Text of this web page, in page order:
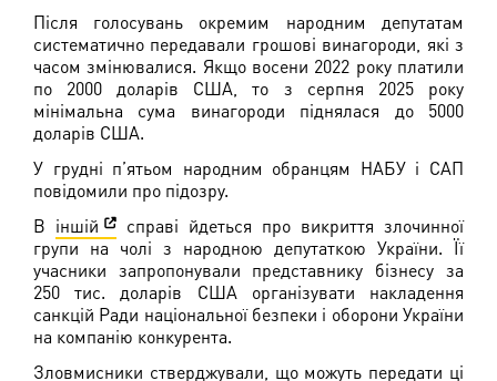
Після голосувань окремим народним депутатам
систематично передавали грошові винагороди, які з
часом змінювалися. Якщо восени 2022 року платили
по 2000 доларів США, то з серпня 2025 року
мінімальна сума винагороди піднялася до 5000
доларів США.
У грудні п’ятьом народним обранцям НАБУ і САП
повідомили про підозру.
В іншій
справі йдеться про викриття злочинної
групи на чолі з народною депутаткою України. Її
учасники запропонували представнику бізнесу за
250 тис. доларів США організувати накладення
санкцій Ради національної безпеки і оборони України
на компанію конкурента.
Зловмисники стверджували, що можуть передати ці